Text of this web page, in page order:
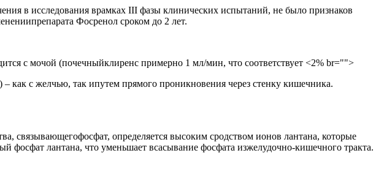
в исследования врамках III фазы клинических испытаний, не было признаков
Фосренол сроком до 2 лет.
с мочой (почечныйклиренс примерно 1 мл/мин, что соответствует <2% br="">
как с желчью, так ипутем прямого проникновения через стенку кишечника.
связывающегофосфат, определяется высоким сродством ионов лантана, которые
фосфат лантана, что уменьшает всасывание фосфата изжелудочно-кишечного тракта.